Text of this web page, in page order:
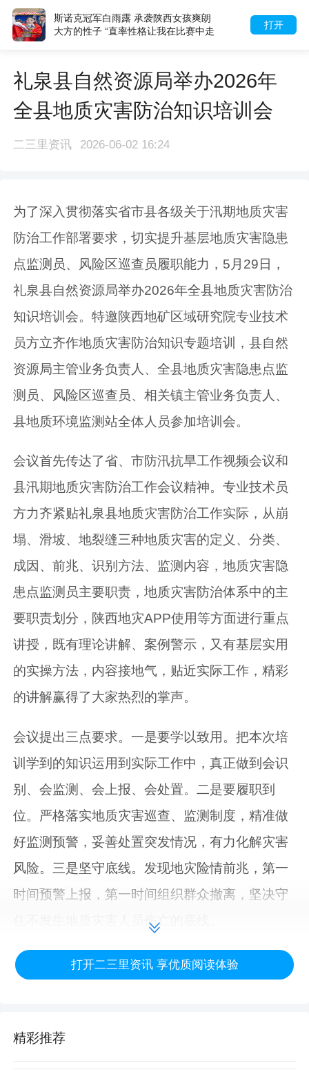
打开
斯诺克冠军白雨露 承袭陕西女孩爽朗
大方的性子 “直率性格让我在比赛中走
礼泉县自然资源局举办2026年
全县地质灾害防治知识培训会
二三里资讯 2026-06-02 16:24
为了深入贯彻落实省市县各级关于汛期地质灾害
防治工作部署要求，切实提升基层地质灾害隐患
点监测员、风险区巡查员履职能力，5月29日，
礼泉县自然资源局举办2026年全县地质灾害防治
知识培训会。特邀陕西地矿区域研究院专业技术
员方立齐作地质灾害防治知识专题培训，县自然
资源局主管业务负责人、全县地质灾害隐患点监
测员、风险区巡查员、相关镇主管业务负责人、
县地质环境监测站全体人员参加培训会。
会议首先传达了省、市防汛抗旱工作视频会议和
县汛期地质灾害防治工作会议精神。专业技术员
方力齐紧贴礼泉县地质灾害防治工作实际，从崩
塌、滑坡、地裂缝三种地质灾害的定义、分类、
成因、前兆、识别方法、监测内容，地质灾害隐
患点监测员主要职责，地质灾害防治体系中的主
要职责划分，陕西地灾APP使用等方面进行重点
讲授，既有理论讲解、案例警示，又有基层实用
的实操方法，内容接地气，贴近实际工作，精彩
的讲解赢得了大家热烈的掌声。
会议提出三点要求。一是要学以致用。把本次培
训学到的知识运用到实际工作中，真正做到会识
别、会监测、会上报、会处置。二是要履职到
位。严格落实地质灾害巡查、监测制度，精准做
好监测预警，妥善处置突发情况，有力化解灾害
风险。三是坚守底线。发现地灾险情前兆，第一
时间预警上报，第一时间组织群众撤离，坚决守
住不发生地质灾害人员伤亡的底线。
培训会后，县局给全县地质灾害隐患点监测员、
办，达到了以训促学、以训提能、以训压责、以
打开二三里资讯 享优质阅读体验
精彩推荐